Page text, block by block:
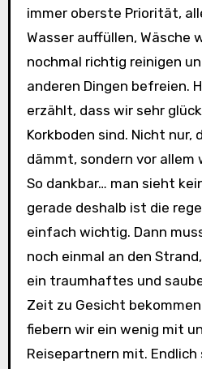
immer oberste Priorität,
Wasser auffüllen, Wäsche
nochmal richtig reinigen
anderen Dingen befreien.
erzählt, dass wir sehr
Korkboden sind. Nicht nur,
dämmt, sondern vor allem
So dankbar… man sieht
gerade deshalb ist die
einfach wichtig. Dann
noch einmal an den
ein traumhaftes und
Zeit zu Gesicht
fiebern wir ein wenig mit
Reisepartnern mit. Endlich